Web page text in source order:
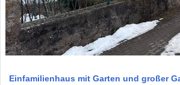
Einfamilienhaus mit Garten und großer